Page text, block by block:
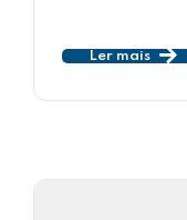
Ler mais